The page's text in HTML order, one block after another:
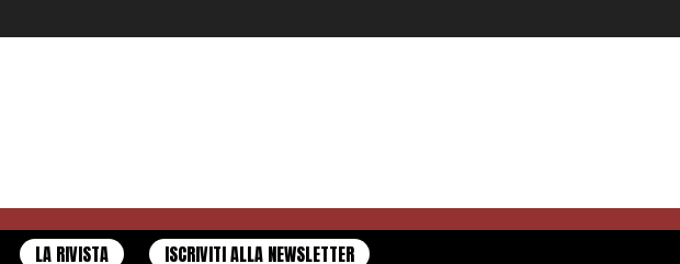
LA RIVISTA ISCRIVITI ALLA NEWSLETTER